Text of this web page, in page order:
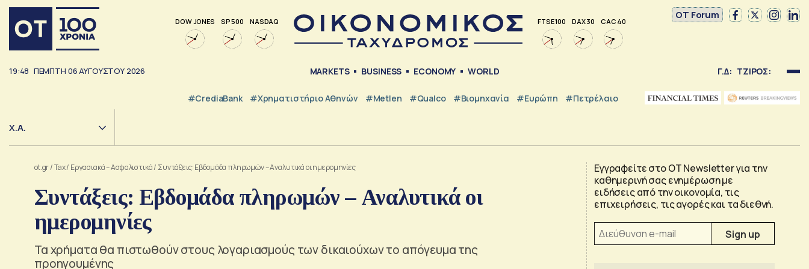
DOW JONES SP 500 NASDAQ FTSE 100 DAX 30 CAC 40
OT Forum
19:48 ΠΕΜΠΤΗ 06ΑΥΓΟΥΣΤΟΥ 2026 MARKETS BUSINESS ECONOMY WORLD Γ.Δ: ΤΖΙΡΟΣ:
#CrediaBank #Χρηματιστήριο Αθηνών #metlen #Qualco #Βιομηχανία #Ευρώπη #Πετρέλαιο
Χ.Α.
ot.gr/Tax/ Εργασιακά – Ασφαλιστικά/ Συντάξεις: Εβδομάδα πληρωμών – Αναλυτικά οι ημερομηνίες
Συντάξεις: Εβδομάδα πληρωμών – Αναλυτικά οι
ημερομηνίες
Τα χρήματα θα πιστωθούν στους λογαριασμούς των δικαιούχων το απόγευμα της
προηγουμένης
Εγγραφείτε στο OT Newsletter για την
καθημερινή σας ενημέρωση με
ειδήσεις από την οικονομία, τις
επιχειρήσεις, τις αγορές και τα διεθνή.